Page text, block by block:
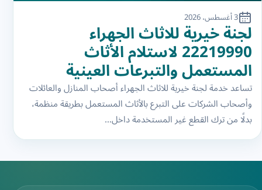
3 أغسطس، 2026
لجنة خيرية للاثاث الجهراء
22219990 لاستلام الأثاث
المستعمل والتبرعات العينية
تساعد خدمة لجنة خيرية للاثاث الجهراء أصحاب المنازل والعائلات
وأصحاب الشركات على التبرع بالأثاث المستعمل بطريقة منظمة،
بدلًا من ترك القطع غير المستخدمة داخل…